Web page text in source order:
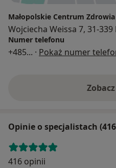
Małopolskie Centrum Zdrowia
Wojciecha Weissa 7, 31-
Numer telefonu
+485... · Pokaż numer
Opinie o specjalistach
416 opinii